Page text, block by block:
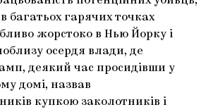
багатьох гарячих точках
жорстоко в Нью Йорку і
осердя влади, де
деякий час просидівши у
домі, назвав
купкою заколотників і